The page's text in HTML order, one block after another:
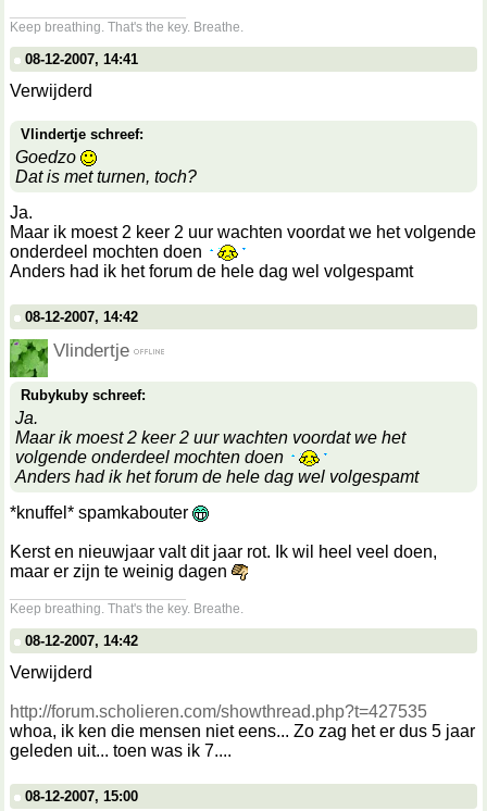
Keep breathing. That's the key. Breathe.
08-12-2007, 14:41
Verwijderd
Vlindertje schreef:
Goedzo
Dat is met turnen, toch?
Ja.
Maar ik moest 2 keer 2 uur wachten voordat we het volgende
onderdeel mochten doen
Anders had ik het forum de hele dag wel volgespamt
08-12-2007, 14:42
Vlindertje
Rubykuby schreef:
Ja.
Maar ik moest 2 keer 2 uur wachten voordat we het
volgende onderdeel mochten doen
Anders had ik het forum de hele dag wel volgespamt
*knuffel* spamkabouter
Kerst en nieuwjaar valt dit jaar rot. Ik wil heel veel doen,
maar er zijn te weinig dagen
Keep breathing. That's the key. Breathe.
08-12-2007, 14:42
Verwijderd
http://forum.scholieren.com/showthread.php?t=427535
whoa, ik ken die mensen niet eens... Zo zag het er dus 5 jaar
geleden uit... toen was ik 7....
08-12-2007, 15:00